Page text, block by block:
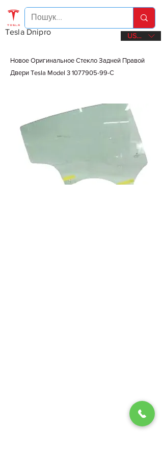
Tesla Dnipro USD ($)
Новое Оригинальное Стекло Задней Правой
Двери Tesla Model 3 1077905-99-С